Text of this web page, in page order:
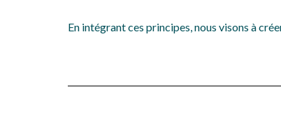
En intégrant ces principes, nous visons à